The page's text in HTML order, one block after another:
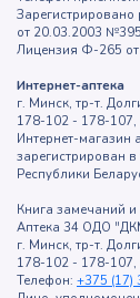
от 20.03.2003 №395
Лицензия Ф-265
Интернет-аптека
г. Минск, тр-т.
178-102 - 178-
Интернет-магазин
зарегистрирован
Республики
Книга замечаний
Аптека 34 ОДО
г. Минск, тр-т.
178-102 - 178-
Телефон: +375 (17)